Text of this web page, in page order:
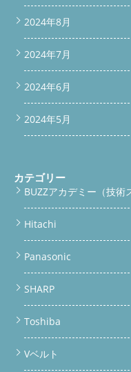
2024年8月
2024年7月
2024年6月
2024年5月
カテゴリー
BUZZアカデミー（技術
Hitachi
Panasonic
SHARP
Toshiba
Vベルト